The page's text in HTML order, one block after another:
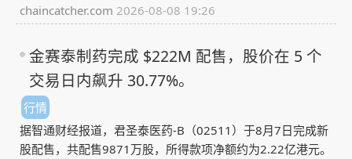
chaincatcher.com 2026-08-08 19:26
金赛泰制药完成 $222M 配售，股价在 5 个
交易日内飙升 30.77%。
行情
据智通财经报道，君圣泰医药-B（02511）于8月7日完成新
股配售，共配售9871万股，所得款项净额约为2.22亿港元。